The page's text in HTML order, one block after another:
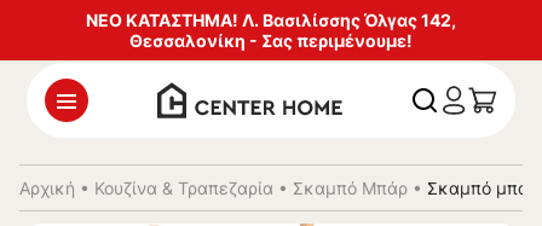
ΝΕΟ ΚΑΤΑΣΤΗΜΑ! Λ. Βασιλίσσης Όλγας 142,
Θεσσαλονίκη - Σας περιμένουμε!
Αρχική • Κουζίνα & Τραπεζαρία • Σκαμπό Μπάρ • Σκαμπό μπαρ